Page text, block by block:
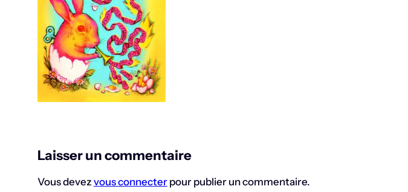
Laisser un commentaire
Vous devez vous connecterpour publier un commentaire.